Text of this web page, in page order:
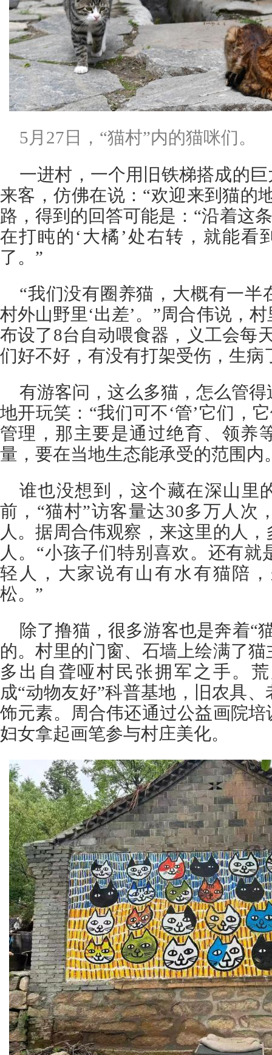
5月27日，“猫村”内的猫咪们
一进村，一个用旧铁梯搭成的
来客，仿佛在说：“欢迎来到猫的
路，得到的回答可能是：“沿着这
在打盹的‘大橘’处右转，就能看
了。”
“我们没有圈养猫，大概有一半
村外山野里‘出差’。”周合伟说，
布设了8台自动喂食器，义工会每
们好不好，有没有打架受伤，生病
有游客问，这么多猫，怎么管
地开玩笑：“我们可不‘管’它们，
管理，那主要是通过绝育、领养
量，要在当地生态能承受的范围内
谁也没想到，这个藏在深山里
前，“猫村”访客量达30多万人次
人。据周合伟观察，来这里的人
人。“小孩子们特别喜欢。还有就
轻人，大家说有山有水有猫陪
松。”
除了撸猫，很多游客也是奔着“
的。村里的门窗、石墙上绘满了
多出自聋哑村民张拥军之手。
成“动物友好”科普基地，旧农具
饰元素。周合伟还通过公益画院
妇女拿起画笔参与村庄美化。